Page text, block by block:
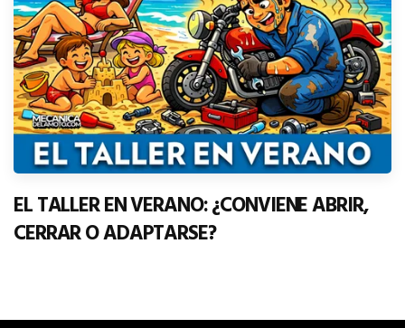
EL TALLER EN VERANO: ¿CONVIENE ABRIR,
CERRAR O ADAPTARSE?